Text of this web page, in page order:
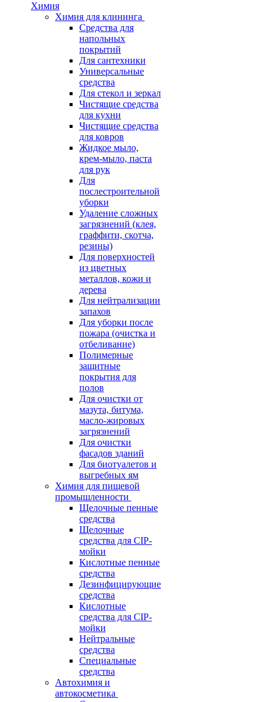
Химия
Химия для клининга
Средства для
напольных
покрытий
Для сантехники
Универсальные
средства
Для стекол и зеркал
Чистящие средства
для кухни
Чистящие средства
для ковров
Жидкое мыло,
крем-мыло, паста
для рук
Для
послестроительной
уборки
Удаление сложных
загрязнений (клея,
граффити, скотча,
резины)
Для поверхностей
из цветных
металлов, кожи и
дерева
Для нейтрализации
запахов
Для уборки после
пожара (очистка и
отбеливание)
Полимерные
защитные
покрытия для
полов
Для очистки от
мазута, битума,
масло-жировых
загрязнений
Для очистки
фасадов зданий
Для биотуалетов и
выгребных ям
Химия для пищевой
промышленности
Щелочные пенные
средства
Щелочные
средства для CIP-
мойки
Кислотные пенные
средства
Дезинфицирующие
средства
Кислотные
средства для CIP-
мойки
Нейтральные
средства
Специальные
средства
Автохимия и
автокосметика